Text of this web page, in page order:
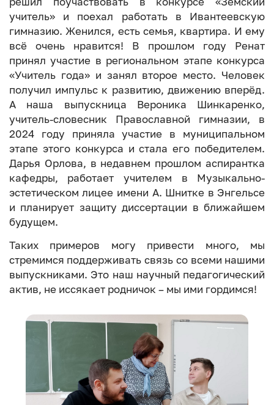
учитель» и поехал работать в Ивантеевскую
гимназию. Женился, есть семья, квартира. И ему
всё очень нравится! В прошлом году Ренат
принял участие в региональном этапе конкурса
«Учитель года» и занял второе место. Человек
получил импульс к развитию, движению вперёд.
А наша выпускница Вероника Шинкаренко,
учитель-словесник Православной гимназии, в
2024 году приняла участие в муниципальном
этапе этого конкурса и стала его победителем.
Дарья Орлова, в недавнем прошлом аспирантка
кафедры, работает учителем в Музыкально-
эстетическом лицее имени А. Шнитке в Энгельсе
и планирует защиту диссертации в ближайшем
будущем.
Таких примеров могу привести много, мы
стремимся поддерживать связь со всеми нашими
выпускниками. Это наш научный педагогический
актив, не иссякает родничок – мы ими гордимся!